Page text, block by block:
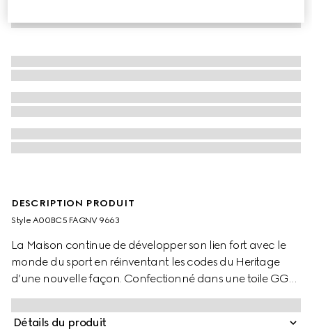
DESCRIPTION PRODUIT
Style ‎A00BC5 FAGNV 9663
La Maison continue de développer son lien fort avec le
monde du sport en réinventant les codes du Heritage
d’une nouvelle façon. Confectionné dans une toile GG
enduite avec une finition semi-brillante, ce sac de voyage
léger et flexible se caractérise par ses poignées Web et
une bandoulière amovible pour un style polyvalent.
Détails du produit